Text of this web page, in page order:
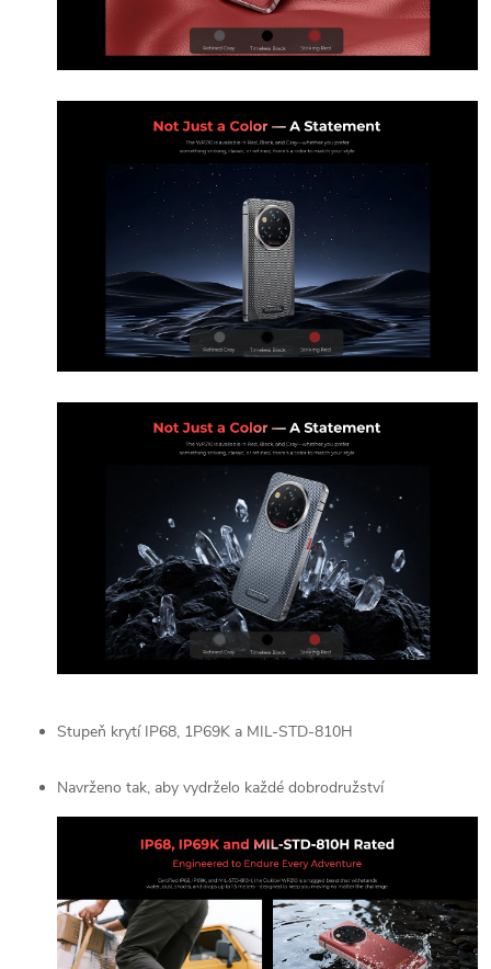
Stupeň krytí IP68, 1P69K a MIL-STD-810H
Navrženo tak, aby vydrželo každé dobrodružství